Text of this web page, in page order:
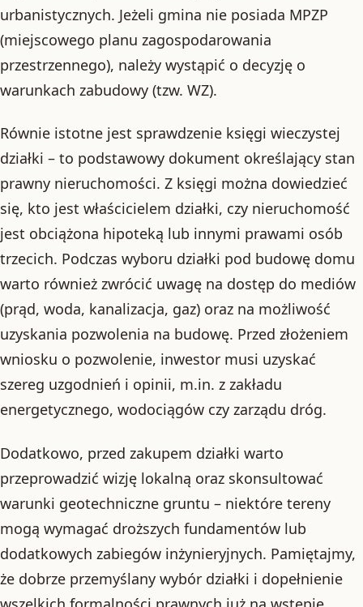
urbanistycznych. Jeżeli gmina nie posiada MPZP
(miejscowego planu zagospodarowania
przestrzennego), należy wystąpić o decyzję o
warunkach zabudowy (tzw. WZ).
Równie istotne jest sprawdzenie księgi wieczystej
działki – to podstawowy dokument określający stan
prawny nieruchomości. Z księgi można dowiedzieć
się, kto jest właścicielem działki, czy nieruchomość
jest obciążona hipoteką lub innymi prawami osób
trzecich. Podczas wyboru działki pod budowę domu
warto również zwrócić uwagę na dostęp do mediów
(prąd, woda, kanalizacja, gaz) oraz na możliwość
uzyskania pozwolenia na budowę. Przed złożeniem
wniosku o pozwolenie, inwestor musi uzyskać
szereg uzgodnień i opinii, m.in. z zakładu
energetycznego, wodociągów czy zarządu dróg.
Dodatkowo, przed zakupem działki warto
przeprowadzić wizję lokalną oraz skonsultować
warunki geotechniczne gruntu – niektóre tereny
mogą wymagać droższych fundamentów lub
dodatkowych zabiegów inżynieryjnych. Pamiętajmy,
że dobrze przemyślany wybór działki i dopełnienie